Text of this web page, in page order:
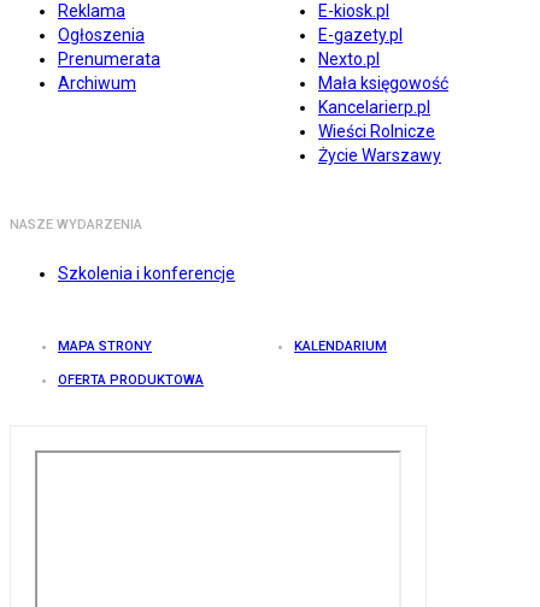
Reklama
Ogłoszenia
Prenumerata
Archiwum
E-kiosk.pl
E-gazety.pl
Nexto.pl
Mała księgowość
Kancelarierp.pl
Wieści Rolnicze
Życie Warszawy
NASZE WYDARZENIA
Szkolenia i konferencje
MAPA STRONY KALENDARIUM
OFERTA PRODUKTOWA